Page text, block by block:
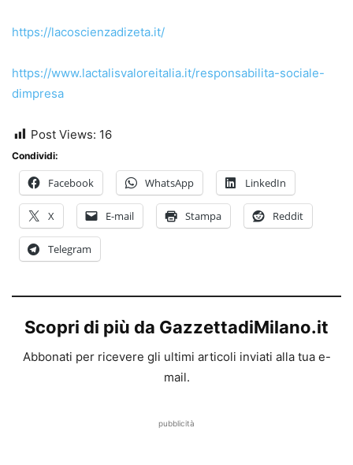
https://lacoscienzadizeta.it/
https://www.lactalisvaloreitalia.it/responsabilita-sociale-
dimpresa
Post Views: 16
Condividi:
Facebook WhatsApp LinkedIn
X E-mail Stampa Reddit
Telegram
Scopri di più da GazzettadiMilano.it
Abbonati per ricevere gli ultimi articoli inviati alla tua e-
mail.
pubblicità